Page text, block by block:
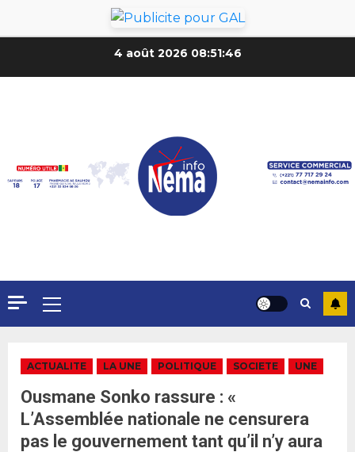
4 août 2026 08:51:48
ACTUALITE LA UNE POLITIQUE SOCIETE UNE
Ousmane Sonko rassure : «
L’Assemblée nationale ne censurera
pas le gouvernement tant qu’il n’y aura